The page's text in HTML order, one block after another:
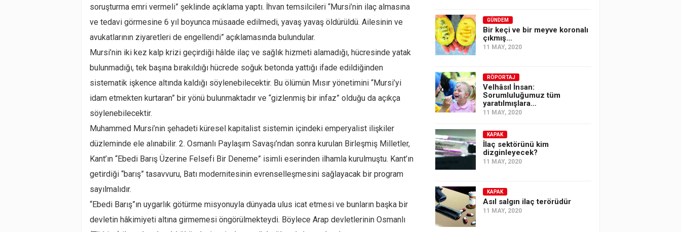
soruşturma emri vermeli” şeklinde açıklama yaptı. İhvan temsilcileri “Mursi’nin ilaç almasına
ve tedavi görmesine 6 yıl boyunca müsaade edilmedi, yavaş yavaş öldürüldü. Ailesinin ve
avukatlarının ziyaretleri de engellendi” açıklamasında bulundular.
Mursi’nin iki kez kalp krizi geçirdiği hâlde ilaç ve sağlık hizmeti alamadığı, hücresinde yatak
bulunmadığı, tek başına bırakıldığı hücrede soğuk betonda yattığı ifade edildiğinden
sistematik işkence altında kaldığı söylenebilecektir. Bu ölümün Mısır yönetimini “Mursi’yi
idam etmekten kurtaran” bir yönü bulunmaktadır ve “gizlenmiş bir infaz” olduğu da açıkça
söylenebilecektir.
Muhammed Mursi’nin şehadeti küresel kapitalist sistemin içindeki emperyalist ilişkiler
düzleminde ele alınabilir. 2. Osmanlı Paylaşım Savaşı’ndan sonra kurulan Birleşmiş Milletler,
Kant’ın “Ebedi Barış Üzerine Felsefi Bir Deneme” isimli eserinden ilhamla kurulmuştu. Kant’ın
getirdiği “barış” tasavvuru, Batı modernitesinin evrenselleşmesini sağlayacak bir program
sayılmalıdır.
“Ebedi Barış”ın uygarlık götürme misyonuyla dünyada ulus icat etmesi ve bunların başka bir
devletin hâkimiyeti altına girmemesi öngörülmekteydi. Böylece Arap devletlerinin Osmanlı
GÜNDEM
Bir keçi ve bir meyve koronalı
çıkmış…
11 MAY, 2020
RÖPORTAJ
Velhâsıl İnsan:
Sorumluluğumuz tüm
yaratılmışlara…
11 MAY, 2020
KAPAK
İlaç sektörünü kim
dizginleyecek?
11 MAY, 2020
KAPAK
Asıl salgın ilaç terörüdür
11 MAY, 2020